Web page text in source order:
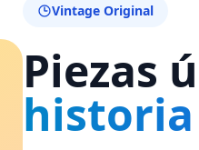
Vintage Original
Piezas